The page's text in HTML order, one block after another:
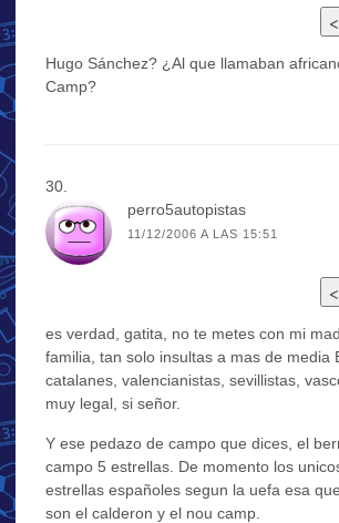
Hugo Sánchez? ¿Al que llamaban
Camp?
perro5autopistas
11/12/2006 A LAS 15:51
es verdad, gatita, no te metes con mi
familia, tan solo insultas a mas de media
catalanes, valencianistas, sevillistas,
muy legal, si señor.
Y ese pedazo de campo que dices, el
campo 5 estrellas. De momento los
estrellas españoles segun la uefa esa
son el calderon y el nou camp.